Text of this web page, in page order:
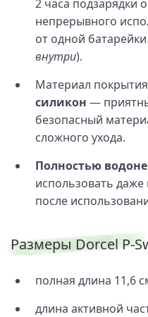
2 часа подзарядки
непрерывного
от одной батарейки
внутри).
Материал
силикон —
безопасный
сложного ухода.
Полностью
использовать
после
Размеры Dorcel P-
полная длина 11,6
длина активной